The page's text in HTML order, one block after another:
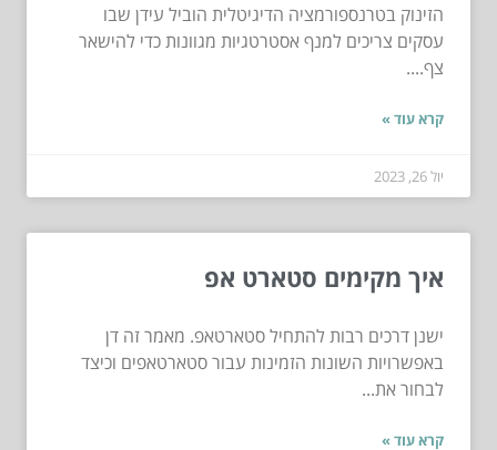
הזינוק בטרנספורמציה הדיגיטלית הוביל עידן שבו
עסקים צריכים למנף אסטרטגיות מגוונות כדי להישאר
צף....
קרא עוד »
יול 26, 2023
איך מקימים סטארט אפ
ישנן דרכים רבות להתחיל סטארטאפ. מאמר זה דן
באפשרויות השונות הזמינות עבור סטארטאפים וכיצד
לבחור את...
קרא עוד »